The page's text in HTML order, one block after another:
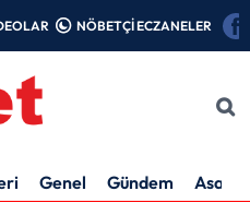
NÖBETÇİ ECZANELER
Genel Gündem Asayiş